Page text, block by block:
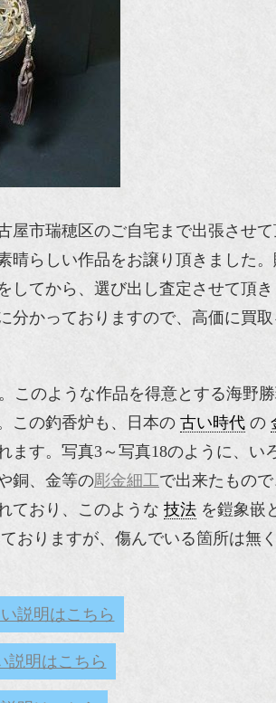
市瑞穂区のご自宅まで出張させ
らしい作品をお譲り頂きました
てから、選び出し査定させて頂
分かっておりますので、高価に買
このような作品を得意とする海野
この釣香炉も、日本の 古い時代 の
す。写真3～写真18のように、い
銅、金等の彫金細工で出来たもの
ており、このような 技法 を鎧象嵌
おりますが、傷んでいる箇所は無
説明はこちら
説明はこちら